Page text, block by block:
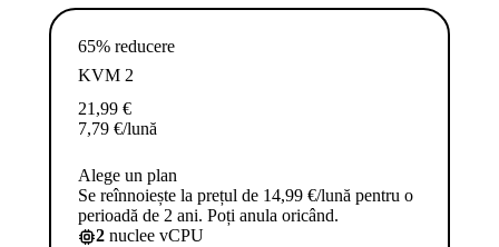
65% reducere
KVM 2
21,99 €
7,79 €/lună
Alege un plan
Se reînnoiește la prețul de 14,99 €/lună pentru o
perioadă de 2 ani. Poți anula oricând.
2 nuclee vCPU